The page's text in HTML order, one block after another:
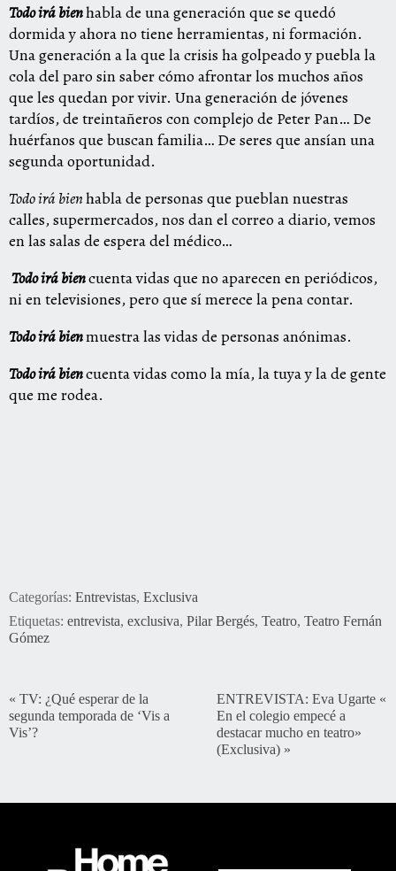
Todo irá bienhabla de una generación que se quedó
dormida y ahora no tiene herramientas, ni formación.
Una generación a la que la crisis ha golpeado y puebla la
cola del paro sin saber cómo afrontar los muchos años
que les quedan por vivir. Una generación de jóvenes
tardíos, de treintañeros con complejo de Peter Pan… De
huérfanos que buscan familia… De seres que ansían una
segunda oportunidad.
Todo irá bienhabla de personas que pueblan nuestras
calles, supermercados, nos dan el correo a diario, vemos
en las salas de espera del médico…
Todo irá biencuenta vidas que no aparecen en periódicos,
ni en televisiones, pero que sí merece la pena contar.
Todo irá bienmuestra las vidas de personas anónimas.
Todo irá biencuenta vidas como la mía, la tuya y la de gente
que me rodea.
Categorías: Entrevistas, Exclusiva
Etiquetas: entrevista, exclusiva, Pilar Bergés, Teatro, Teatro Fernán
Gómez
« TV: ¿Qué esperar de la
segunda temporada de ‘Vis a
Vis’?
ENTREVISTA: Eva Ugarte «
En el colegio empecé a
destacar mucho en teatro»
(Exclusiva) »